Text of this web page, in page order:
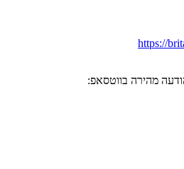
https://
מהירה בווטסאפ: